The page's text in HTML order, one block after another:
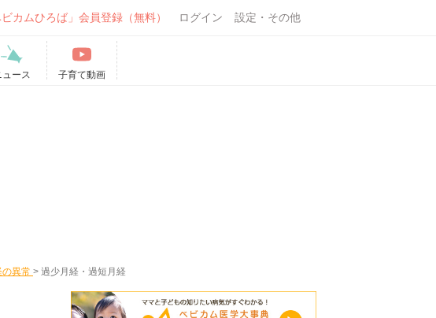
ビカムひろば」会員登録（無料） ログイン 設定・その他
ュース 子育て動画
の異常 > 過少月経・過短月経